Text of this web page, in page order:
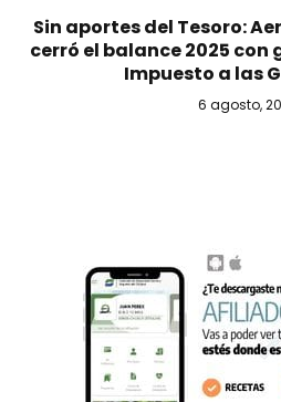
Sin aportes del Tesoro:
cerró el balance 2025
Impuesto a las
6 agosto,